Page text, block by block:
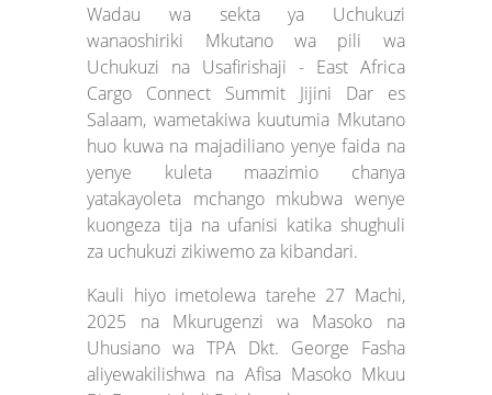
Wadau wa sekta ya Uchukuzi
wanaoshiriki Mkutano wa pili wa
Uchukuzi na Usafirishaji - East Africa
Cargo Connect Summit Jijini Dar es
Salaam, wametakiwa kuutumia Mkutano
huo kuwa na majadiliano yenye faida na
yenye kuleta maazimio chanya
yatakayoleta mchango mkubwa wenye
kuongeza tija na ufanisi katika shughuli
za uchukuzi zikiwemo za kibandari.
Kauli hiyo imetolewa tarehe 27 Machi,
2025 na Mkurugenzi wa Masoko na
Uhusiano wa TPA Dkt. George Fasha
aliyewakilishwa na Afisa Masoko Mkuu